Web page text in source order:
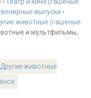
выпуски ›
животные (гашеные
и мультфильмы,
Другие животные